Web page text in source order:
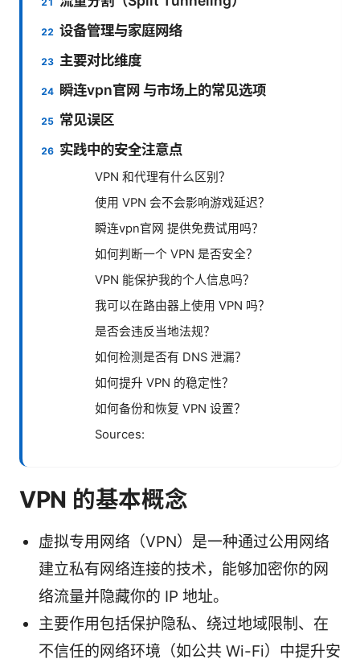
设备管理与家庭网络
主要对比维度
瞬连vpn官网 与市场上的常见选项
常见误区
实践中的安全注意点
VPN 和代理有什么区别？
使用 VPN 会不会影响游戏延迟？
瞬连vpn官网 提供免费试用吗？
如何判断一个 VPN 是否安全？
VPN 能保护我的个人信息吗？
我可以在路由器上使用 VPN 吗？
是否会违反当地法规？
如何检测是否有 DNS 泄漏？
如何提升 VPN 的稳定性？
如何备份和恢复 VPN 设置？
Sources:
VPN 的基本概念
虚拟专用网络（VPN）是一种通过公用网络
建立私有网络连接的技术，能够加密你的网
络流量并隐藏你的 IP 地址。
主要作用包括保护隐私、绕过地域限制、在
不信任的网络环境（如公共 Wi-Fi）中提升安